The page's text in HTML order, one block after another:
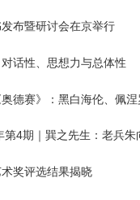
发布暨研讨会在京举行
话性、思想力与总体性
赛》：黑白海伦、佩涅罗佩
第4期｜巽之先生：老兵
奖评选结果揭晓